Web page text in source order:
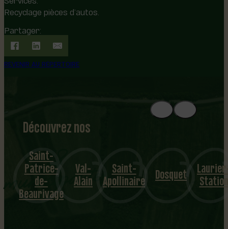
Recyclage pièces d’autos.
Partager:
REVENIR AU RÉPERTOIRE
Découvrez nos
1
8
mu
nicipalités
Saint-
Patrice-
de-
Beaurivage
Val-
Alain
Saint-
Apollinaire Dosquet Station